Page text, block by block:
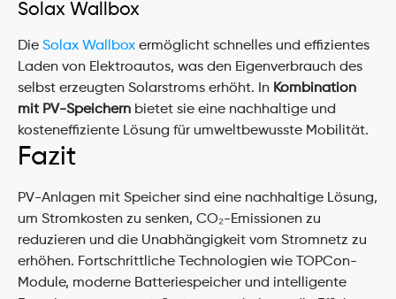
Solax Wallbox
Die Solax Wallbox ermöglicht schnelles und effizientes
Laden von Elektroautos, was den Eigenverbrauch des
selbst erzeugten Solarstroms erhöht. In Kombination
mit PV-Speichern bietet sie eine nachhaltige und
kosteneffiziente Lösung für umweltbewusste Mobilität.
Fazit
PV-Anlagen mit Speicher sind eine nachhaltige Lösung,
um Stromkosten zu senken, CO₂-Emissionen zu
reduzieren und die Unabhängigkeit vom Stromnetz zu
erhöhen. Fortschrittliche Technologien wie TOPCon-
Module, moderne Batteriespeicher und intelligente